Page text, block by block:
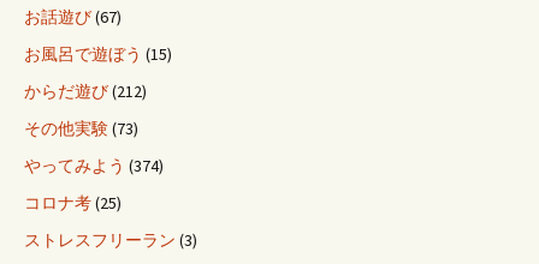
お話遊び(67)
お風呂で遊ぼう (15)
からだ遊び(212)
その他実験(73)
やってみよう (374)
コロナ考(25)
ストレスフリーラン (3)